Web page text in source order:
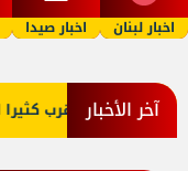
اخبار لبنان اخبار صيدا
آخر الأخبارأقرب كثيرا